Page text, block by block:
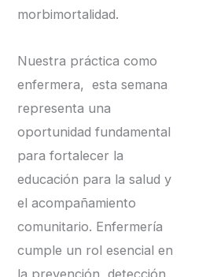
morbimortalidad.
Nuestra práctica como
enfermera, esta semana
representa una
oportunidad fundamental
para fortalecer la
educación para la salud y
el acompañamiento
comunitario. Enfermería
cumple un rol esencial en
la prevención, detección